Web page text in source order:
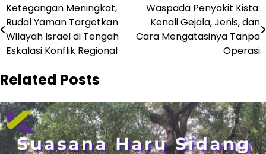
Navigasi
pos
Ketegangan Meningkat,
Rudal Yaman Targetkan
Wilayah Israel di Tengah
Eskalasi Konflik Regional
Waspada Penyakit Kista:
Kenali Gejala, Jenis, dan
Cara Mengatasinya Tanpa
Operasi
Related Posts